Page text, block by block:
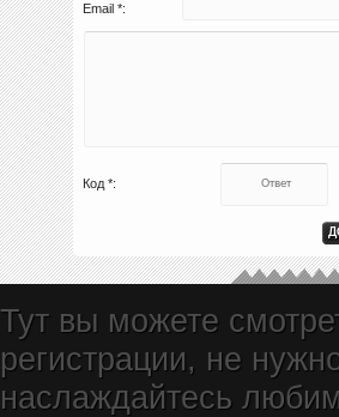
Email *:
Код *:
Тут вы можете
регистрации, не
наслаждайтесь